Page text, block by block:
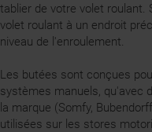
tablier de votre volet roulant.
volet roulant à un endroit
niveau de l'enroulement.
Les butées sont conçues
systèmes manuels, qu'avec
la marque (Somfy,
utilisées sur les stores